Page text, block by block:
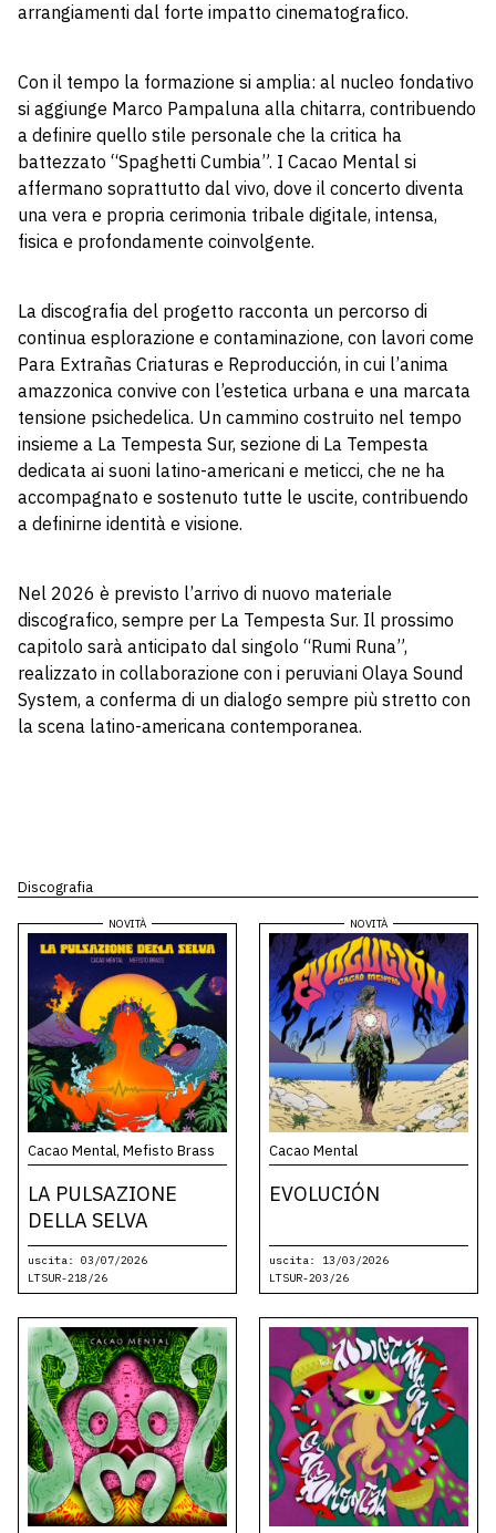
arrangiamenti dal forte impatto cinematografico.
Con il tempo la formazione si amplia: al nucleo fondativo
si aggiunge Marco Pampaluna alla chitarra, contribuendo
a definire quello stile personale che la critica ha
battezzato “Spaghetti Cumbia”. I Cacao Mental si
affermano soprattutto dal vivo, dove il concerto diventa
una vera e propria cerimonia tribale digitale, intensa,
fisica e profondamente coinvolgente.
La discografia del progetto racconta un percorso di
continua esplorazione e contaminazione, con lavori come
Para Extrañas Criaturas e Reproducción, in cui l’anima
amazzonica convive con l’estetica urbana e una marcata
tensione psichedelica. Un cammino costruito nel tempo
insieme a La Tempesta Sur, sezione di La Tempesta
dedicata ai suoni latino-americani e meticci, che ne ha
accompagnato e sostenuto tutte le uscite, contribuendo
a definirne identità e visione.
Nel 2026 è previsto l’arrivo di nuovo materiale
discografico, sempre per La Tempesta Sur. Il prossimo
capitolo sarà anticipato dal singolo “Rumi Runa”,
realizzato in collaborazione con i peruviani Olaya Sound
System, a conferma di un dialogo sempre più stretto con
la scena latino-americana contemporanea.
Discografia
Cacao Mental, Mefisto Brass
LA PULSAZIONE
DELLA SELVA
uscita: 03/07/2026
LTSUR-218/26
Cacao Mental
EVOLUCIÓN
uscita: 13/03/2026
LTSUR-203/26